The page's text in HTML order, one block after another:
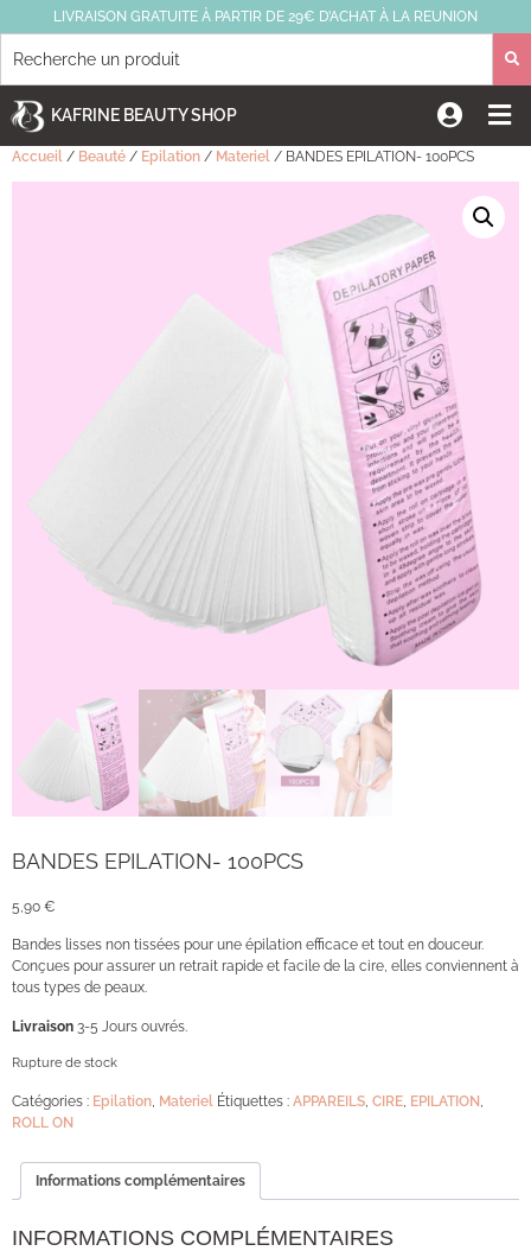
LIVRAISON GRATUITE À PARTIR DE 29€ D’ACHAT À LA REUNION
KAFRINE BEAUTY SHOP
Accueil / Beauté / Epilation / Materiel / BANDES EPILATION- 100PCS
BANDES EPILATION- 100PCS
5,90 €
Bandes lisses non tissées pour une épilation efficace et tout en douceur.
Conçues pour assurer un retrait rapide et facile de la cire, elles conviennent à
tous types de peaux.
Livraison 3-5 Jours ouvrés.
Rupture de stock
Catégories : Epilation Materiel Étiquettes : APPAREILS CIRE EPILATION
ROLL ON
Informations complémentaires
INFORMATIONS COMPLÉMENTAIRES